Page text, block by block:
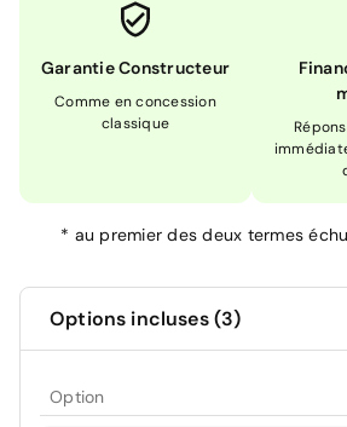
Garantie Constructeur
Comme en concession
classique
* au premier des deux termes
Options incluses (3)
Option